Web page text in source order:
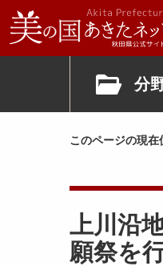
分
このページの現在
上川沿
願祭を